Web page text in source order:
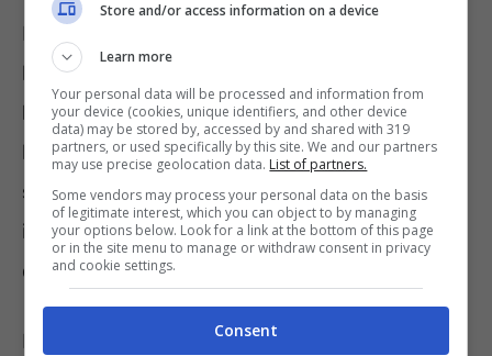
Ricordiamo che il governo Meloni aveva
lanciato una sorta di
BTPcon lo scopo di finanziare
l’indebitamento. La campagna era destinata
soprattutto ai piccoli risparmiatori, ovvero agli
investitori retail più fiduciosi nella solidità
dello Stato.
Infatti, sono stati i piccoli investitori
Store and/or access information on a device
Learn more
Your personal data will be processed and information from
your device (cookies, unique identifiers, and other device
data) may be stored by, accessed by and shared with 319
partners, or used specifically by this site. We and our partners
may use precise geolocation data. List of partners.
Some vendors may process your personal data on the basis
of legitimate interest, which you can object to by managing
your options below. Look for a link at the bottom of this page
or in the site menu to manage or withdraw consent in privacy
and cookie settings.
Consent